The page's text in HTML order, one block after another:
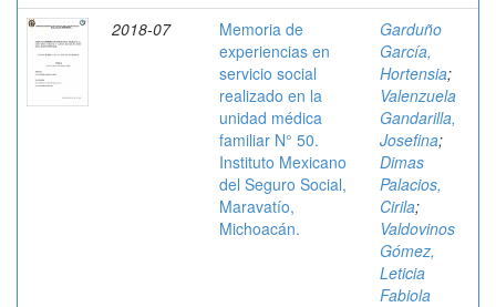
2018-07
Memoria de
experiencias en
servicio social
realizado en la
unidad médica
familiar N° 50.
Instituto Mexicano
del Seguro Social,
Maravatío,
Michoacán.
Garduño
García,
Hortensia;
Valenzuela
Gandarilla,
Josefina;
Dimas
Palacios,
Cirila;
Valdovinos
Gómez,
Leticia
Fabiola